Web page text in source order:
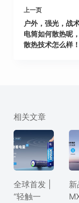
上一页
户外，强光，战
电筒如何散热呢
散热技术怎么样！
相关文章
全球首发 |
“轻触一
新